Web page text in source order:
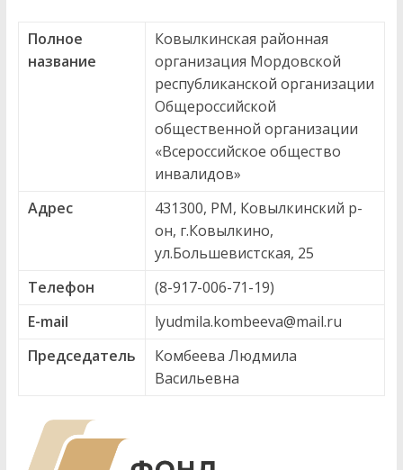
Полное
название
Ковылкинская районная
организация Мордовской
республиканской организации
Общероссийской
общественной организации
«Всероссийское общество
инвалидов»
Адрес
431300, РМ, Ковылкинский р-
он, г.Ковылкино,
ул.Большевистская, 25
Телефон
(8-917-006-71-19)
E-mail
lyudmila.kombeeva@mail.ru
Председатель
Комбеева Людмила
Васильевна